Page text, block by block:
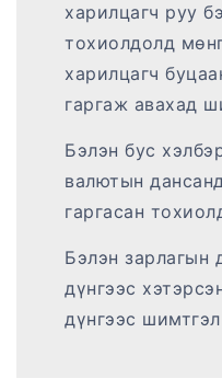
харилцагч руу
тохиолдолд
харилцагч
гаргаж авахад
Бэлэн бус
валютын
гаргасан
Бэлэн зарлагын
дүнгээс
дүнгээс